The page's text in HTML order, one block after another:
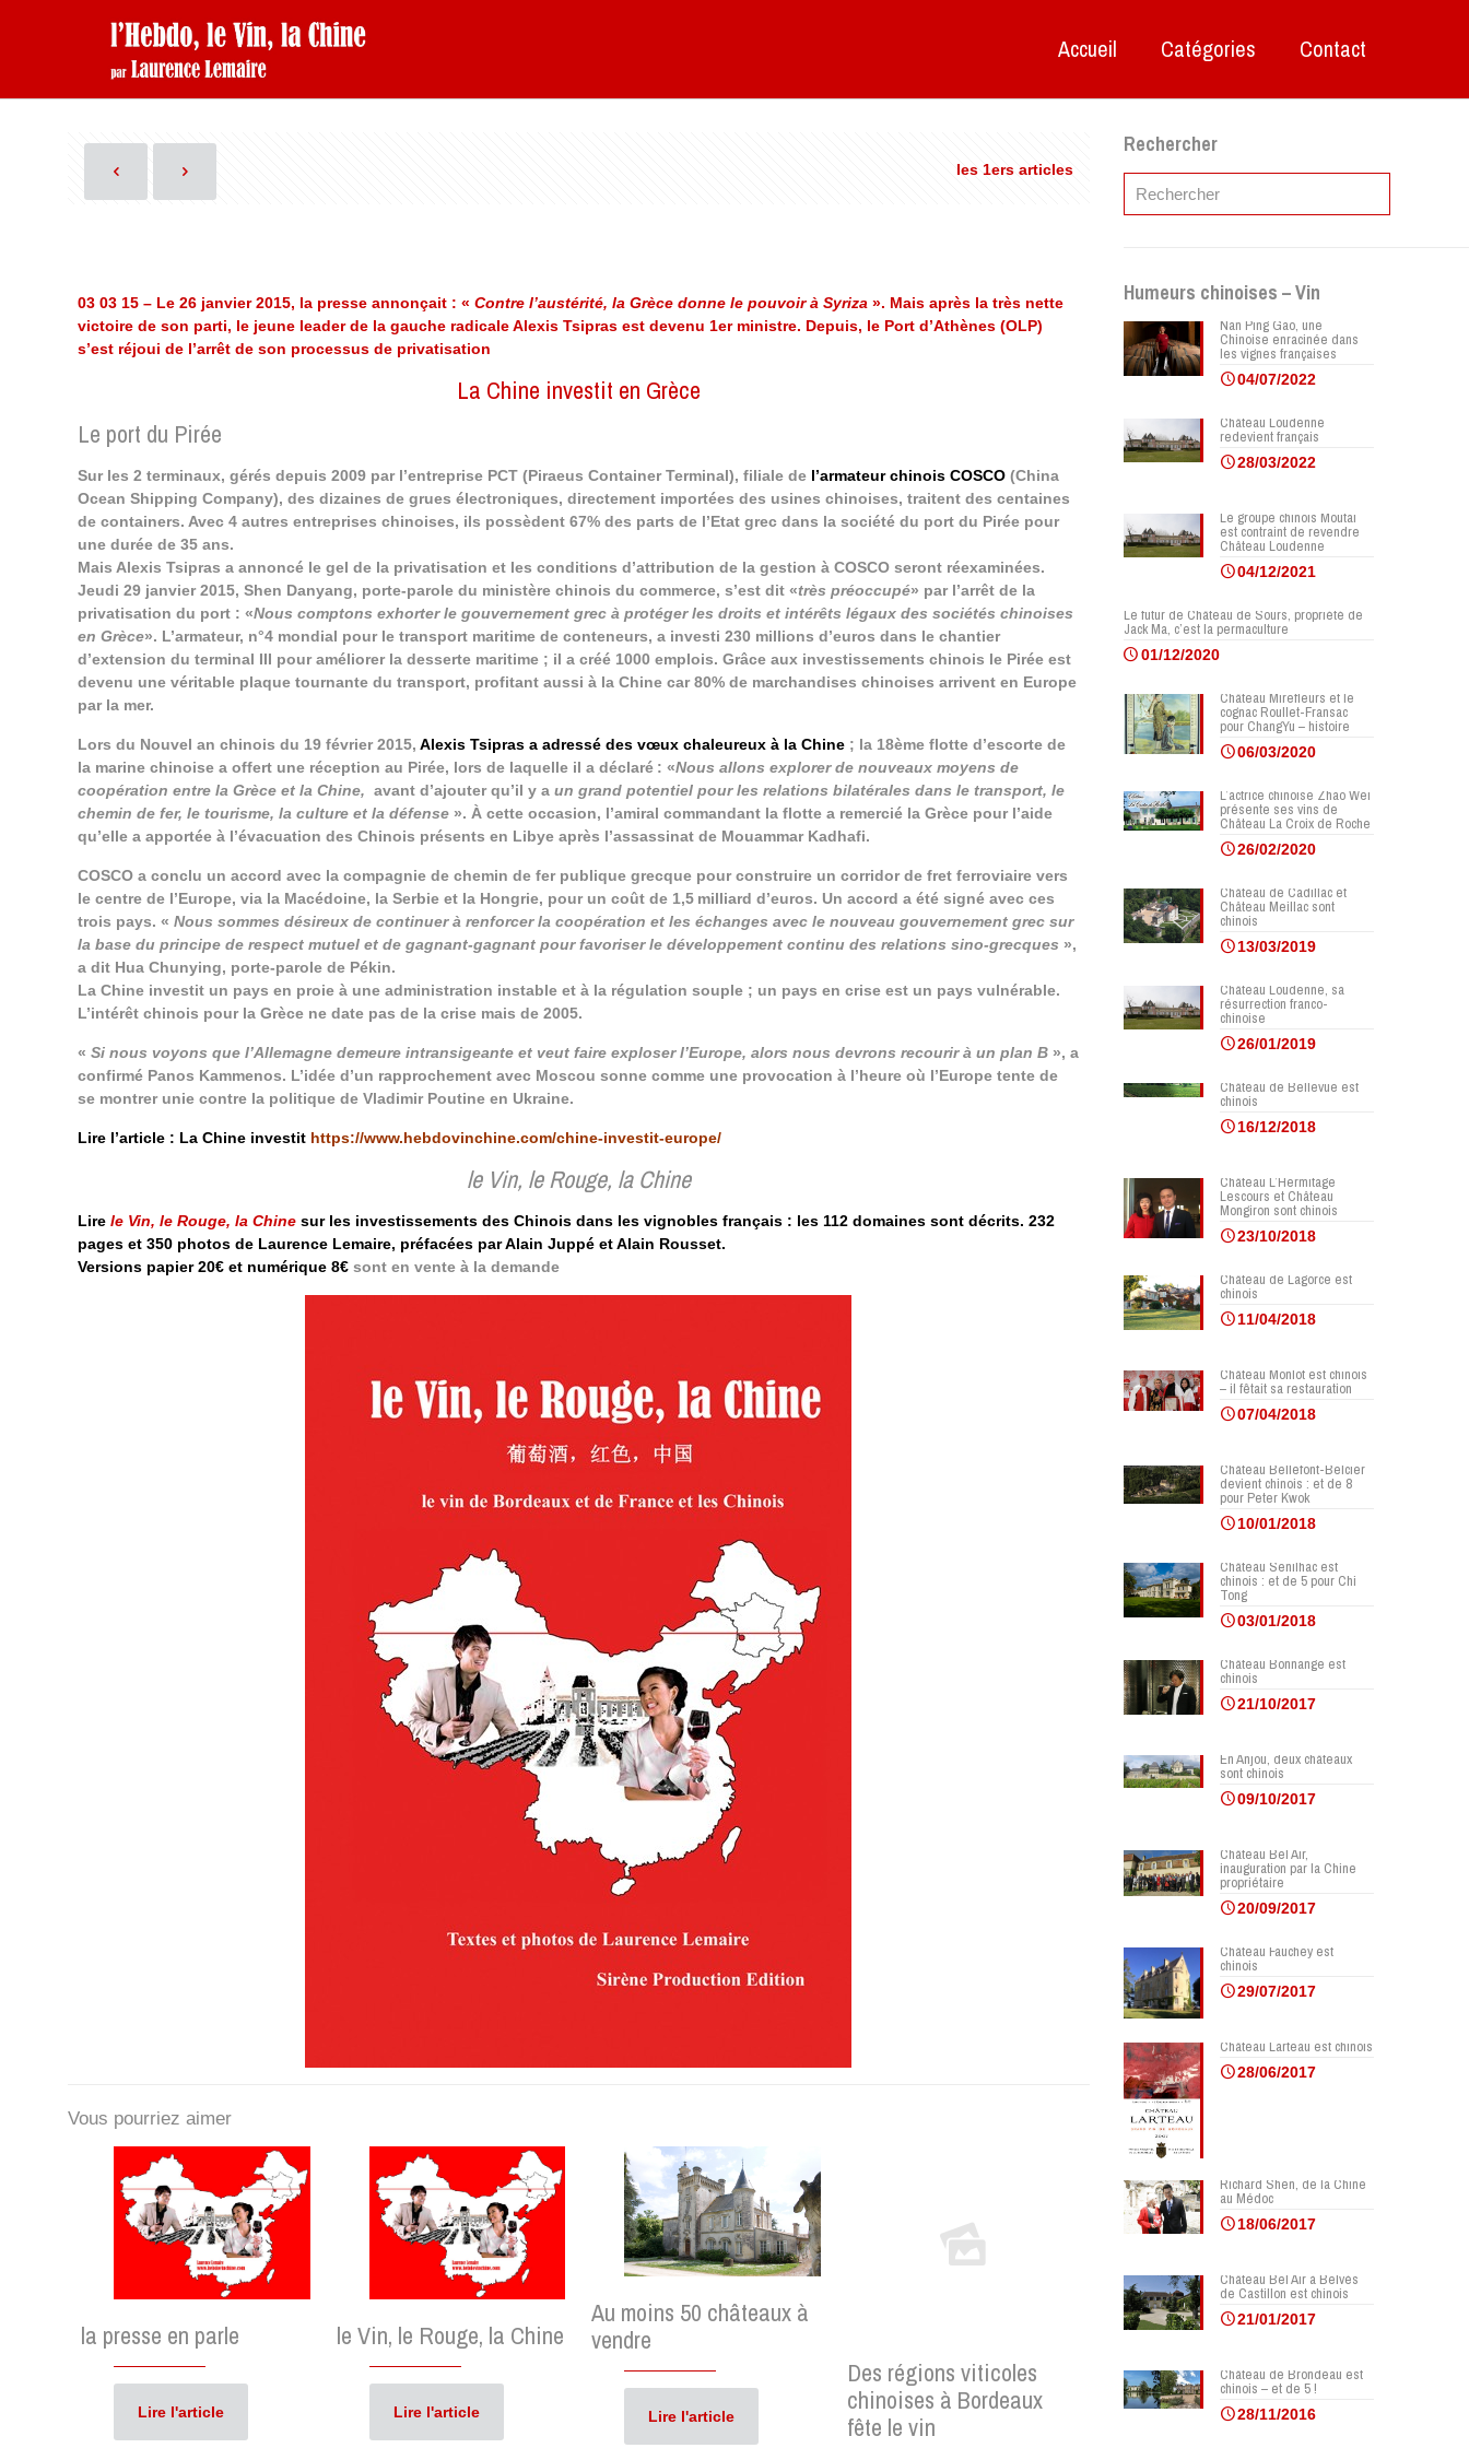
Accueil Catégories Contact
les 1ers articles
03 03 15 – Le 26 janvier 2015, la presse annonçait : «Contre l’austérité, la Grèce donne le pouvoir à Syriza». Mais après la très nette
victoire de son parti, le jeune leader de la gauche radicale Alexis Tsipras est devenu 1er ministre. Depuis, le Port d’Athènes (OLP)
s’est réjoui de l’arrêt de son processus de privatisation
La Chine investit en Grèce
Le port du Pirée
Sur les 2 terminaux, gérés depuis 2009 par l’entreprise PCT (Piraeus Container Terminal), filiale de l’armateur chinois COSCO (China
Ocean Shipping Company), des dizaines de grues électroniques, directement importées des usines chinoises, traitent des centaines
de containers. Avec 4 autres entreprises chinoises, ils possèdent 67% des parts de l’Etat grec dans la société du port du Pirée pour
une durée de 35 ans.
Mais Alexis Tsipras a annoncé le gel de la privatisation et les conditions d’attribution de la gestion à COSCO seront réexaminées.
Jeudi 29 janvier 2015, Shen Danyang, porte-parole du ministère chinois du commerce, s’est dit «très préoccupé» par l’arrêt de la
privatisation du port : «Nous comptons exhorter le gouvernement grec à protéger les droits et intérêts légaux des sociétés chinoises
en Grèce». L’armateur, n°4 mondial pour le transport maritime de conteneurs, a investi 230 millions d’euros dans le chantier
d’extension du terminal III pour améliorer la desserte maritime ; il a créé 1000 emplois. Grâce aux investissements chinois le Pirée est
devenu une véritable plaque tournante du transport, profitant aussi à la Chine car 80% de marchandises chinoises arrivent en Europe
par la mer.
Lors du Nouvel an chinois du 19 février 2015,Alexis Tsipras a adressé des vœux chaleureux à la Chine ; la 18ème flotte d’escorte de
la marine chinoise a offert une réception au Pirée, lors de laquelle il a déclaré : «Nous allons explorer de nouveaux moyens de
coopération entre la Grèce et la Chine, avant d’ajouter qu’il y aun grand potentiel pour les relations bilatérales dans le transport, le
chemin de fer, le tourisme, la culture et la défense ». À cette occasion, l’amiral commandant la flotte a remercié la Grèce pour l’aide
qu’elle a apportée à l’évacuation des Chinois présents en Libye après l’assassinat de Mouammar Kadhafi.
COSCO a conclu un accord avec la compagnie de chemin de fer publique grecque pour construire un corridor de fret ferroviaire vers
le centre de l’Europe, via la Macédoine, la Serbie et la Hongrie, pour un coût de 1,5 milliard d’euros. Un accord a été signé avec ces
trois pays. «Nous sommes désireux de continuer à renforcer la coopération et les échanges avec le nouveau gouvernement grec sur
la base du principe de respect mutuel et de gagnant-gagnant pour favoriser le développement continu des relations sino-grecques »,
a dit Hua Chunying, porte-parole de Pékin.
La Chine investit un pays en proie à une administration instable et à la régulation souple ; un pays en crise est un pays vulnérable.
L’intérêt chinois pour la Grèce ne date pas de la crise mais de 2005.
«Si nous voyons que l’Allemagne demeure intransigeante et veut faire exploser l’Europe, alors nous devrons recourir à un plan B », a
confirmé Panos Kammenos. L’idée d’un rapprochement avec Moscou sonne comme une provocation à l’heure où l’Europe tente de
se montrer unie contre la politique de Vladimir Poutine en Ukraine.
Lire l’article : La Chine investit https://www.hebdovinchine.com/chine-investit-europe/
le Vin, le Rouge, la Chine
Lirele Vin, le Rouge, la Chine sur les investissements des Chinois dans les vignobles français : les 112 domaines sont décrits. 232
pages et 350 photos de Laurence Lemaire, préfacées par Alain Juppé et Alain Rousset.
Versions papier 20€ et numérique 8€sont en vente à la demande
Vous pourriez aimer
la presse en parle
Lire l'article
le Vin, le Rouge, la Chine
Lire l'article
Au moins 50 châteaux à
vendre
Lire l'article
Des régions viticoles
chinoises à Bordeaux
fête le vin
Rechercher
Humeurs chinoises – Vin
Nan Ping Gao, une
Chinoise enracinée dans
les vignes françaises
04/07/2022
Château Loudenne
redevient français
28/03/2022
Le groupe chinois Moutai
est contraint de revendre
Château Loudenne
04/12/2021
Le futur de Château de Sours, propriété de
Jack Ma, c’est la permaculture
01/12/2020
Château Mirefleurs et le
cognac Roullet-Fransac
pour ChangYu – histoire
06/03/2020
L’actrice chinoise Zhao Wei
présente ses vins de
Château La Croix de Roche
26/02/2020
Château de Cadillac et
Château Meillac sont
chinois
13/03/2019
Château Loudenne, sa
résurrection franco-
chinoise
26/01/2019
Château de Bellevue est
chinois
16/12/2018
Château L’Hermitage
Lescours et Château
Mongiron sont chinois
23/10/2018
Château de Lagorce est
chinois
11/04/2018
Château Monlot est chinois
– il fêtait sa restauration
07/04/2018
Château Bellefont-Belcier
devient chinois : et de 8
pour Peter Kwok
10/01/2018
Château Senilhac est
chinois : et de 5 pour Chi
Tong
03/01/2018
Château Bonnange est
chinois
21/10/2017
En Anjou, deux châteaux
sont chinois
09/10/2017
Château Bel Air,
inauguration par la Chine
propriétaire
20/09/2017
Château Fauchey est
chinois
29/07/2017
Château Larteau est chinois
28/06/2017
Richard Shen, de la Chine
au Médoc
18/06/2017
Château Bel Air à Belvès
de Castillon est chinois
21/01/2017
Château de Brondeau est
chinois – et de 5 !
28/11/2016